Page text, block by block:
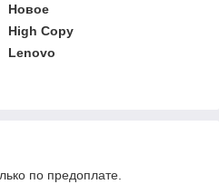
Новое
High Copy
Lenovo
по предоплате.